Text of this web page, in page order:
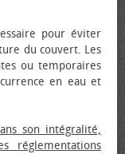
pour éviter
du couvert. Les
ou temporaires
en eau et
son intégralité,
réglementations